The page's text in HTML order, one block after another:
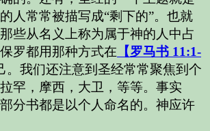
人常常被描写成“剩下的”。也就
些从名义上称为属于神的人中占
罗都用那种方式在 【罗马书 11:1-
。我们还注意到圣经常常聚焦到个
罕，摩西，大卫，等等。事实
分书都是以个人命名的。神应许